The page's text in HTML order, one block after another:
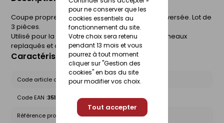
pour ne conserver que les
cookies essentiels au
fonctionnement du site.
Votre choix sera retenu
pendant 13 mois et vous
pourrez à tout moment
cliquer sur "Gestion des
cookies" en bas du site
pour modifier vos choix.
Tout accepter
Coupe propre en surface grâce à sa denture inversée. Lot de
3 pièces.
Utilisé pour la coupe propre en surface des panneaux
replaqués et des plans de travail.
Caractéristiques du produit
Code article chez le fournisseur :7003.03
Code EAN :3510787003035
Référence produit nationale Gedimat :24372879